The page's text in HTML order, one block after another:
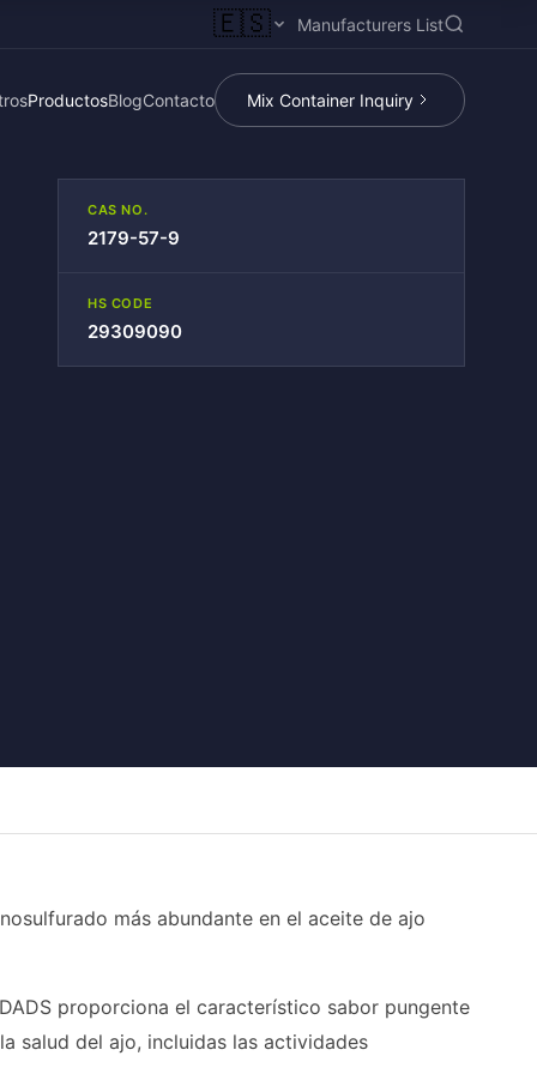
🇪🇸 Manufacturers List
ProductosBlogContacto Mix Container Inquiry
CAS NO.
2179-57-9
HS CODE
29309090
más abundante en el aceite de ajo
proporciona el característico sabor pungente
salud del ajo, incluidas las actividades